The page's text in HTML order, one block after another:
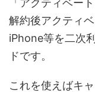
解約後アクティ
iPhone等を二次
ドです。
これを使えばキ